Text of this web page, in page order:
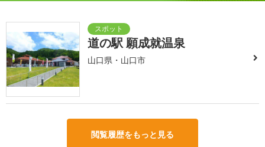
道の駅 願成就温泉
山口県・山口市
閲覧履歴をもっと見る